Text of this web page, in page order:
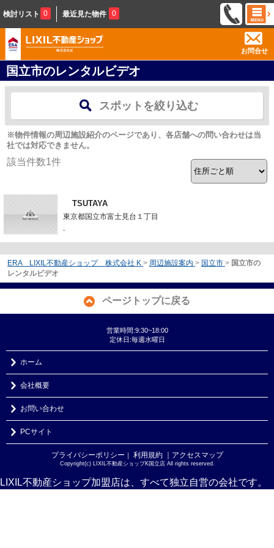
検討リスト 0 最近見た物件 0
お問合せ
国立市のレンタルビデオ
スポットを絞り込む
※物件情報の周辺施設紹介のページであり、各店舗への問い合わせは当
社では対応できません。
該当件数1件
TSUTAYA
東京都国立市富士見台１丁目
-
ERA LIXIL不動産ショップ 株式会社 K > 周辺施設案内 > 国立市 > 国立市の
レンタルビデオ
ページトップに戻る
営業時間:9:30~18:00
定休日:毎週水曜日
ホーム
会社概要
お問い合わせ
PCサイト
プライバシーポリシー ｜ 利用規約 ｜アクセスマップ
Copyright(c) LIXIL不動産ショップK国立店 All rights reserved.
LIXIL不動産ショップ加盟店は、すべて独立自営の会社です。